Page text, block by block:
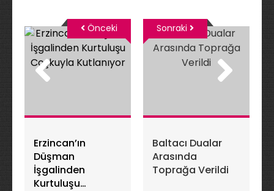
Erzincan’ın
Düşman
İşgalinden
Kurtuluşu
Önceki
Baltacı Dualar
Arasında
Toprağa Verildi
Sonraki